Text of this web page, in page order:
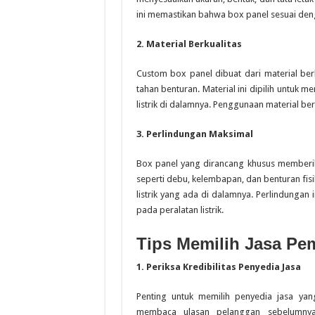
ini memastikan bahwa box panel sesuai
2. Material Berkualitas
Custom box panel dibuat dari material
tahan benturan. Material ini dipilih untuk
listrik di dalamnya. Penggunaan material
3. Perlindungan Maksimal
Box panel yang dirancang khusus
seperti debu, kelembapan, dan benturan
listrik yang ada di dalamnya.
pada peralatan listrik.
Tips Memilih Jasa
1. Periksa Kredibilitas Penyedia Jasa
Penting untuk memilih penyedia jasa
membaca ulasan pelanggan